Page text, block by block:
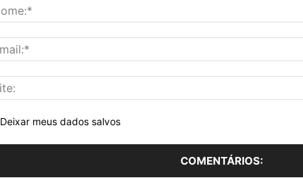
Deixar meus dados salvos